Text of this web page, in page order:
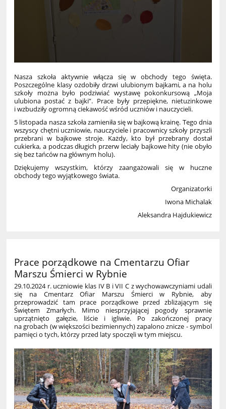
Nasza szkoła aktywnie włącza się w obchody tego święta.
Poszczególne klasy ozdobiły drzwi ulubionym bajkami, a na holu
szkoły można było podziwiać wystawę pokonkursową „Moja
ulubiona postać z bajki”. Prace były przepiękne, nietuzinkowe
i wzbudziły ogromną ciekawość wśród uczniów i nauczycieli.
5 listopada nasza szkoła zamieniła się w bajkową krainę. Tego dnia
wszyscy chętni uczniowie, nauczyciele i pracownicy szkoły przyszli
przebrani w bajkowe stroje. Każdy, kto był przebrany dostał
cukierka, a podczas długich przerw leciały bajkowe hity (nie obyło
się bez tańców na głównym holu).
Dziękujemy wszystkim, którzy zaangażowali się w huczne
obchody tego wyjątkowego świata.
Organizatorki
Iwona Michalak
Aleksandra Hajdukiewicz
Prace porządkowe na Cmentarzu Ofiar
Marszu Śmierci w Rybnie
29.10.2024 r. uczniowie klas IV B i VII C z wychowawczyniami udali
się na Cmentarz Ofiar Marszu Śmierci w Rybnie, aby
przeprowadzić tam prace porządkowe przed zbliżającym się
Świętem Zmarłych. Mimo niesprzyjającej pogody sprawnie
uprzątnięto gałęzie, liście i igliwie. Po zakończonej pracy
na grobach (w większości bezimiennych) zapalono znicze - symbol
pamięci o tych, którzy przed laty spoczęli w tym miejscu.